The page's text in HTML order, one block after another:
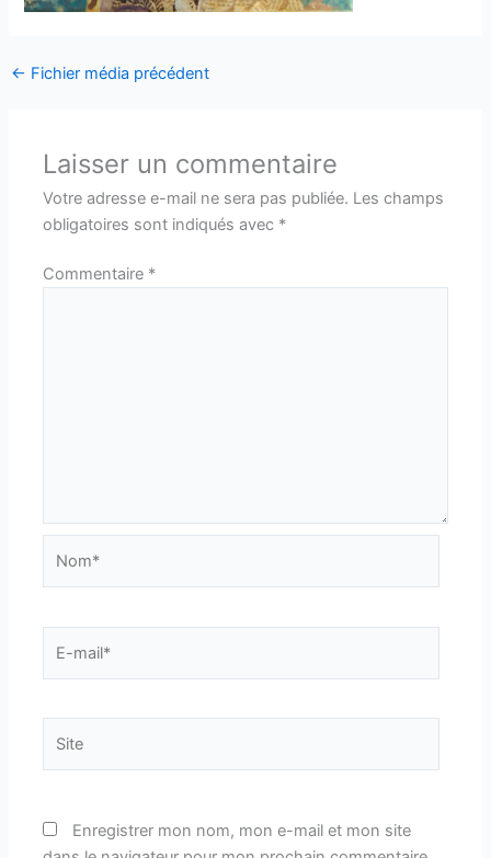
← Fichier média précédent
Laisser un commentaire
Votre adresse e-mail ne sera pas publiée. Les champs
obligatoires sont indiqués avec *
Commentaire *
mail*
Enregistrer mon nom, mon e-mail et mon site